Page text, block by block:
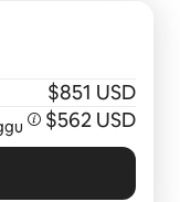
$851 USD
$562 USD